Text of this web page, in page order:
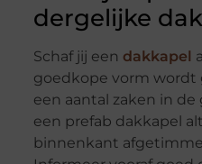
dergelijke
Schaf jij een dakkapel
goedkope vorm wordt
een aantal zaken in de
een prefab dakkapel
binnenkant